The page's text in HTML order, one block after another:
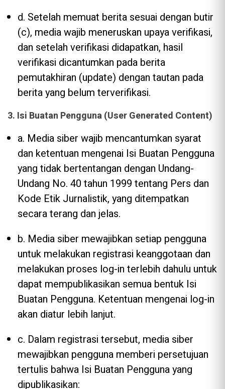
d. Setelah memuat berita sesuai dengan butir
(c), media wajib meneruskan upaya verifikasi,
dan setelah verifikasi didapatkan, hasil
verifikasi dicantumkan pada berita
pemutakhiran (update) dengan tautan pada
berita yang belum terverifikasi.
3. Isi Buatan Pengguna (User Generated Content)
a. Media siber wajib mencantumkan syarat
dan ketentuan mengenai Isi Buatan Pengguna
yang tidak bertentangan dengan Undang-
Undang No. 40 tahun 1999 tentang Pers dan
Kode Etik Jurnalistik, yang ditempatkan
secara terang dan jelas.
b. Media siber mewajibkan setiap pengguna
untuk melakukan registrasi keanggotaan dan
melakukan proses log-in terlebih dahulu untuk
dapat mempublikasikan semua bentuk Isi
Buatan Pengguna. Ketentuan mengenai log-in
akan diatur lebih lanjut.
c. Dalam registrasi tersebut, media siber
mewajibkan pengguna memberi persetujuan
tertulis bahwa Isi Buatan Pengguna yang
dipublikasikan: